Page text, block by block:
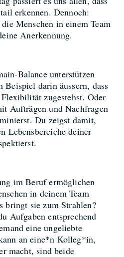
erkennen. Dennoch:
Menschen in einem Team
Anerkennung.
Balance unterstützen
Beispiel darin äussern, dass
zugestehst. Oder
Aufträgen und Nachfragen
Du zeigst damit,
Lebensbereiche deiner
im Beruf ermöglichen
in deinem Team
bringt sie zum Strahlen?
Aufgaben entsprechend
eine ungeliebte
an eine*n Kolleg*in,
macht, sind beide